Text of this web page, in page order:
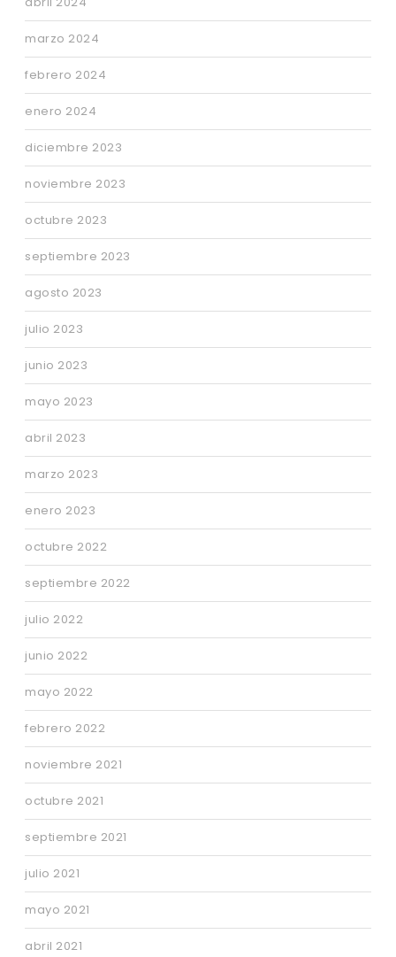
marzo 2024
febrero 2024
enero 2024
diciembre 2023
noviembre 2023
octubre 2023
septiembre 2023
agosto 2023
julio 2023
junio 2023
mayo 2023
abril 2023
marzo 2023
enero 2023
octubre 2022
septiembre 2022
julio 2022
junio 2022
mayo 2022
febrero 2022
noviembre 2021
octubre 2021
septiembre 2021
julio 2021
mayo 2021
abril 2021